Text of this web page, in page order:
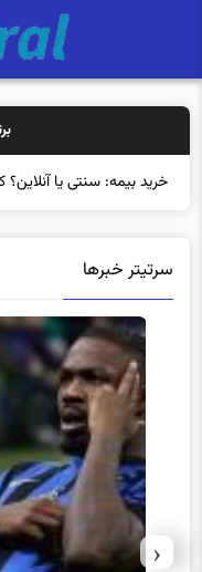
خرید بیمه: سنتی یا آنلاین؟
سرتیتر خبرها
‹